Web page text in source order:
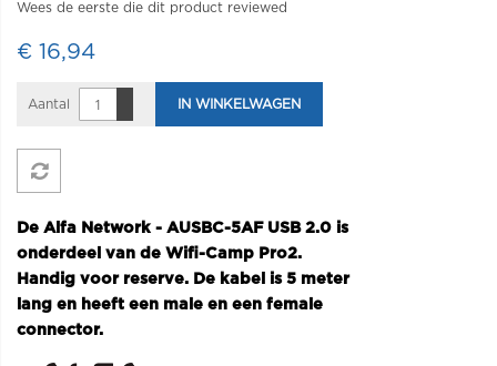
Wees de eerste die dit product reviewed
€ 16,94
Aantal IN WINKELWAGEN
De Alfa Network - AUSBC-5AF USB 2.0 is
onderdeel van de Wifi-Camp Pro2.
Handig voor reserve. De kabel is 5 meter
lang en heeft een male en een female
connector.